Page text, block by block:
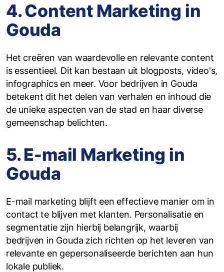
4. Content Marketing in
Gouda
Het creëren van waardevolle en relevante content
is essentieel. Dit kan bestaan uit blogposts, video's,
infographics en meer. Voor bedrijven in Gouda
betekent dit het delen van verhalen en inhoud die
de unieke aspecten van de stad en haar diverse
gemeenschap belichten.
5. E-mail Marketing in
Gouda
E-mail marketing blijft een effectieve manier om in
contact te blijven met klanten. Personalisatie en
segmentatie zijn hierbij belangrijk, waarbij
bedrijven in Gouda zich richten op het leveren van
relevante en gepersonaliseerde berichten aan hun
lokale publiek.